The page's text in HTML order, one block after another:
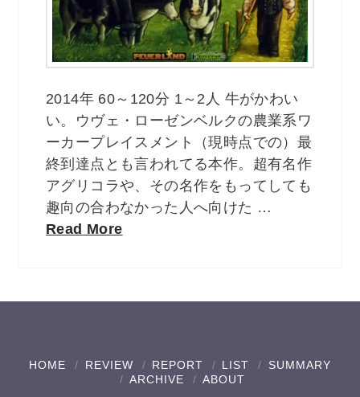
2014年 60～120分 1～2人 牛がかわい
い。ウヴェ・ローゼンベルクの農業系ワ
ーカープレイスメント（現時点での）最
終到達点とも言われてる本作。超有名作
アグリコラや、その名作をもってしても
趣向の合わなかった人へ向けた …
Read More
HOME REVIEW REPORT LIST
SUMMARY
ARCHIVE
ABOUT